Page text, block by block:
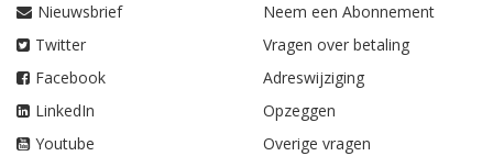
Nieuwsbrief
Twitter
Facebook
LinkedIn
Youtube
Neem een Abonnement
Vragen over betaling
Adreswijziging
Opzeggen
Overige vragen